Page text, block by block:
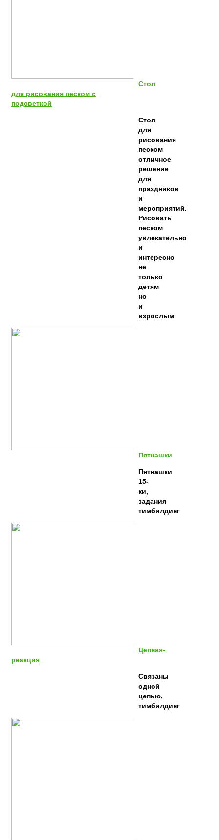
Стол
для рисования песком с
подсветкой
Стол
для
рисования
песком
отличное
решение
для
праздников
и
мероприятий.
Рисовать
песком
увлекательно
и
интересно
не
только
детям
но
и
взрослым
Пятнашки
Пятнашки
15-
ки,
задания
тимбилдинг
Цепная-
реакция
Связаны
одной
цепью,
тимбилдинг